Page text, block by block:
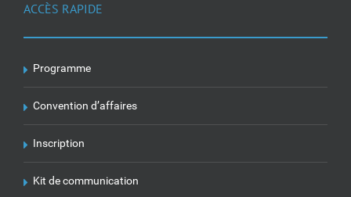
ACCÈS RAPIDE
Programme
Convention d’affaires
Inscription
Kit de communication